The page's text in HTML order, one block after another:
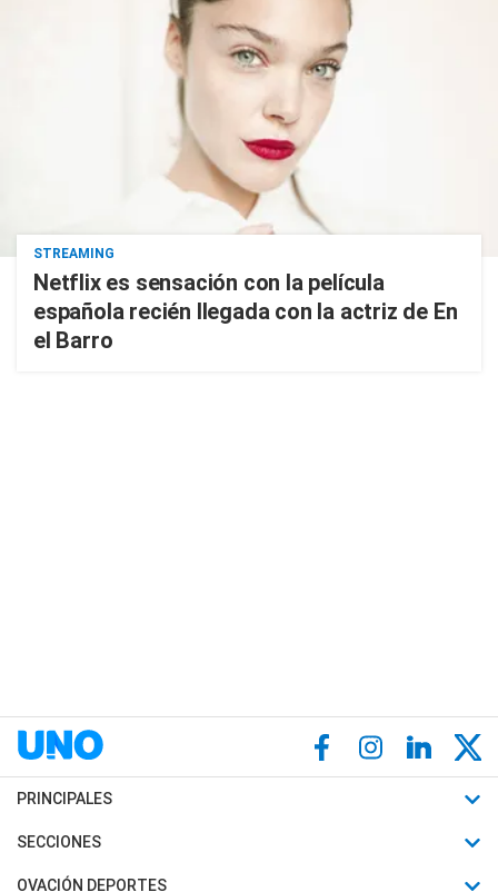
STREAMING
Netflix es sensación con la película
española recién llegada con la actriz de En
el Barro
PRINCIPALES
Últimas Noticias
Política
SECCIONES
Horóscopo
OVACIÓN DEPORTES